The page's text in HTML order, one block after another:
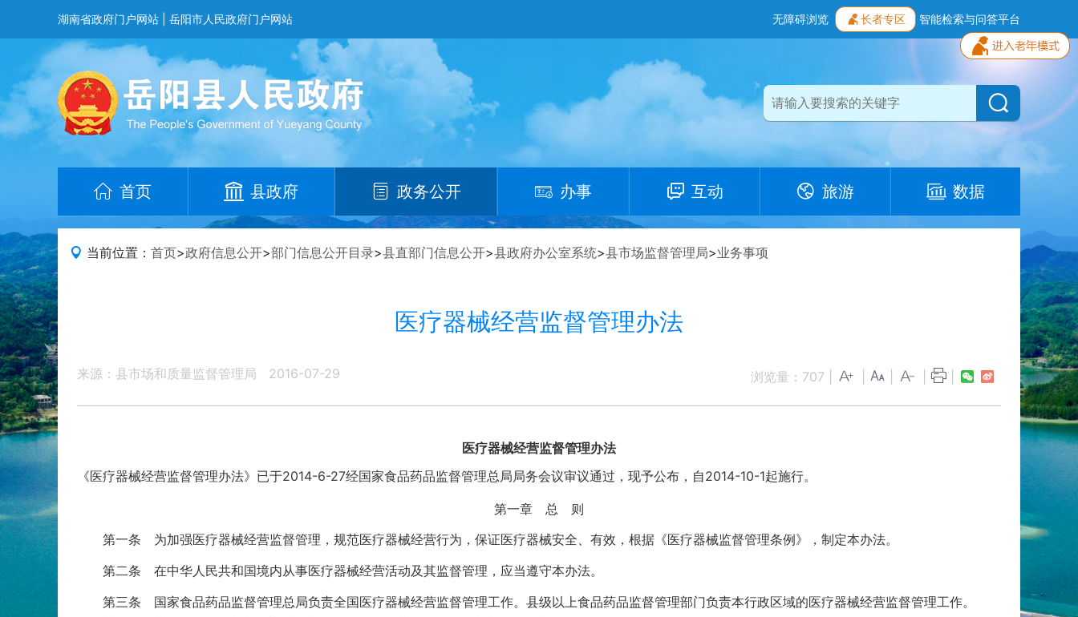
湖南省政府门户网站 岳阳市人民政府门户网站 无障碍浏览 长者专区 智能检索与问答平台
首页 县政府 政务公开 办事 互动 旅游 数据
当前位置： 首页>政府信息公开>部门信息公开目录>县直部门信息公开>县政府办公室系统>县市场监督管理局>业务事项
医疗器械经营监督管理办法
来源：县市场和质量监督管理局 2016-07-29 浏览量： 707
医疗器械经营监督管理办法
《医疗器械经营监督管理办法》已于2014-6-27经国家食品药品监督管理总局局务会议审议通过，现予公布，自2014-10-1起施行。
第一章 总 则
第一条 为加强医疗器械经营监督管理，规范医疗器械经营行为，保证医疗器械安全、有效，根据《医疗器械监督管理条例》，制定本办法。
第二条 在中华人民共和国境内从事医疗器械经营活动及其监督管理，应当遵守本办法。
第三条 国家食品药品监督管理总局负责全国医疗器械经营监督管理工作。县级以上食品药品监督管理部门负责本行政区域的医疗器械经营监督管理工作。